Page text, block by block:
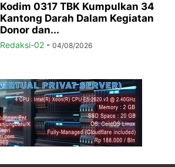
Kodim 0317 TBK Kumpulkan 34
Kantong Darah Dalam Kegiatan
Donor dan...
Redaksi-02 - 04/08/2026